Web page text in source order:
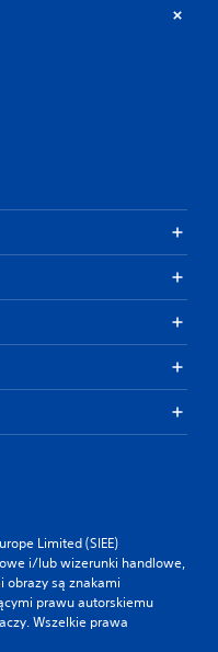
Limited (SIEE)
i/lub wizerunki handlowe,
obrazy są znakami
prawu autorskiemu
Wszelkie prawa